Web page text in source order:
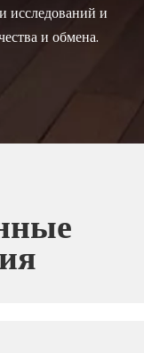
исследований и
и обмена.